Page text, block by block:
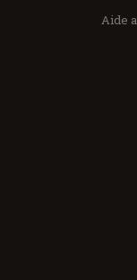
Aide